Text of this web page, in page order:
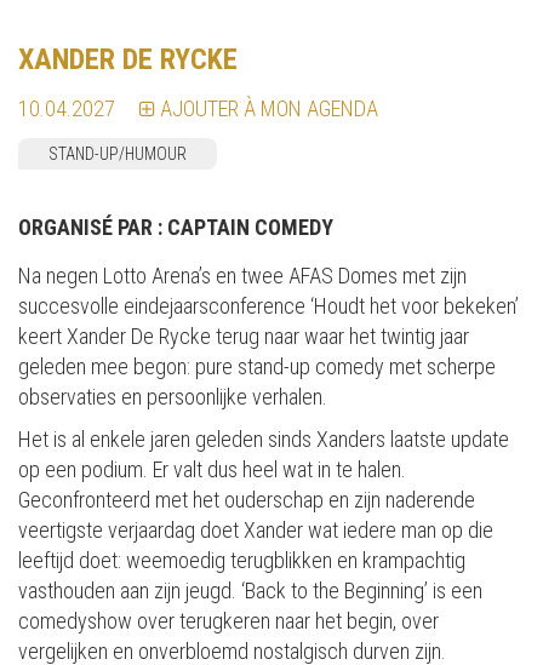
XANDER DE RYCKE
10.04.2027 AJOUTER À MON AGENDA
STAND-UP/HUMOUR
ORGANISÉ PAR : CAPTAIN COMEDY
Na negen Lotto Arena’s en twee AFAS Domes met zijn
succesvolle eindejaarsconference ‘Houdt het voor bekeken’
keert Xander De Rycke terug naar waar het twintig jaar
geleden mee begon: pure stand-up comedy met scherpe
observaties en persoonlijke verhalen.
Het is al enkele jaren geleden sinds Xanders laatste update
op een podium. Er valt dus heel wat in te halen.
Geconfronteerd met het ouderschap en zijn naderende
veertigste verjaardag doet Xander wat iedere man op die
leeftijd doet: weemoedig terugblikken en krampachtig
vasthouden aan zijn jeugd. ‘Back to the Beginning’ is een
comedyshow over terugkeren naar het begin, over
vergelijken en onverbloemd nostalgisch durven zijn.